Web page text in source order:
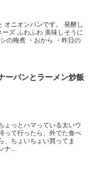
オニオンパンです。 発酵し
ズ ふわふわ 美味しそうに
の梅煮 ・おから ・昨日の
ーパンとラーメン炒飯
ょっとハマっている太いウ
って行ったら、外でた食べ
、ちょいちょい買ってま
ナ...